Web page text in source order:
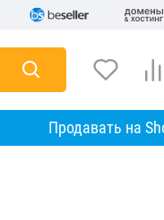
Продавать на